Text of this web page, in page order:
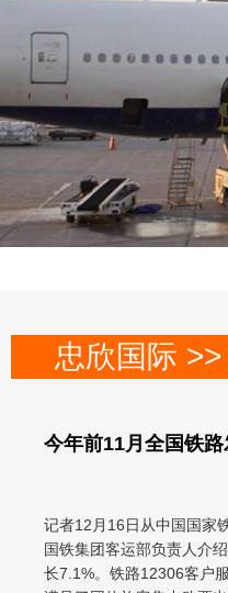
忠欣国际
今年前11月全国铁
记者12月16日从中国国家
国铁集团客运部负责人介
长7.1%。铁路12306客户